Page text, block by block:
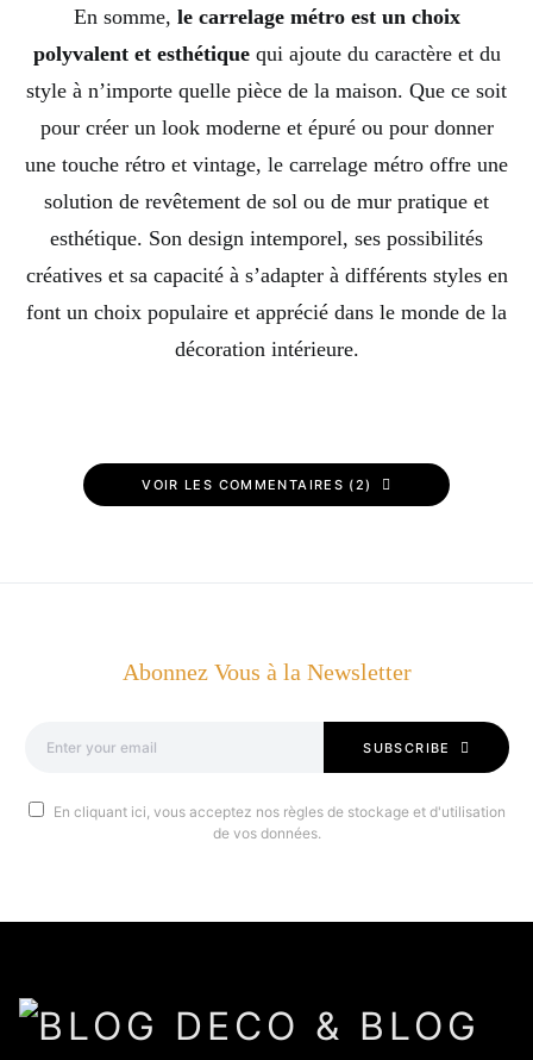
En somme, le carrelage métro est un choix
polyvalent et esthétiquequi ajoute du caractère et du
style à n’importe quelle pièce de la maison. Que ce soit
pour créer un look moderne et épuré ou pour donner
une touche rétro et vintage, le carrelage métro offre une
solution de revêtement de sol ou de mur pratique et
esthétique. Son design intemporel, ses possibilités
créatives et sa capacité à s’adapter à différents styles en
font un choix populaire et apprécié dans le monde de la
décoration intérieure.
VOIR LES COMMENTAIRES (2)
Abonnez Vous à la Newsletter
SUBSCRIBE
En cliquant ici, vous acceptez nos règles de stockage et d'utilisation
de vos données.